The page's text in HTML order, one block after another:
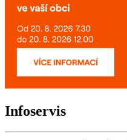
Infoservis